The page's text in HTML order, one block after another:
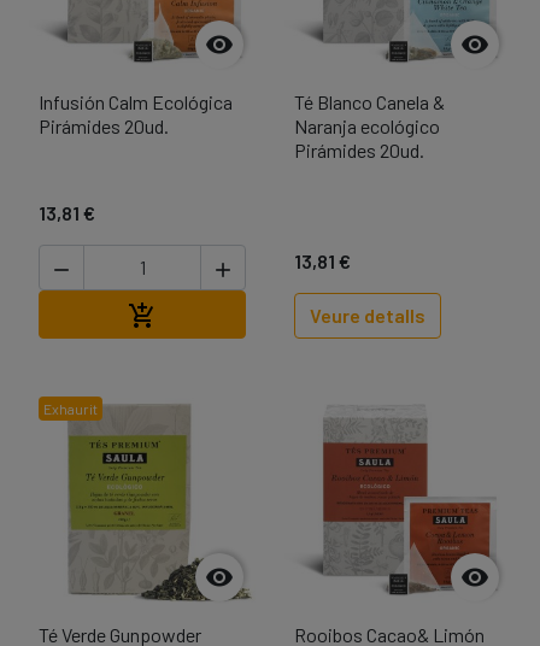

Infusión Calm Ecológica
Pirámides 20ud.
13,81 €
 
 Afegir a la cistella

Té Blanco Canela &
Naranja ecológico
Pirámides 20ud.
13,81 €
Veure detalls
Exhaurit

Té Verde Gunpowder

Rooibos Cacao& Limón